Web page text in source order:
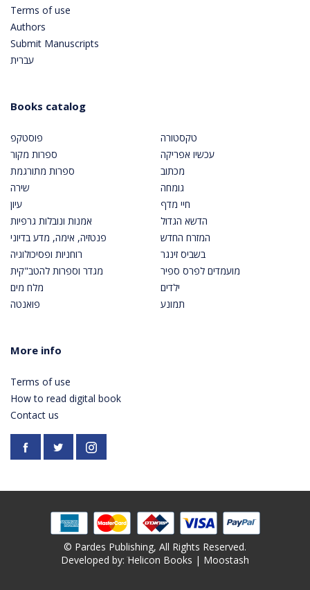
Terms of use
Authors
Submit Manuscripts
עברית
Books catalog
פוסטקפ
ספרות מקור
ספרות מתורגמת
שירה
עיון
אמנות ונובלות גרפיות
פנטזיה, אימה, מדע בדיוני
רוחניות ופסיכולוגיה
מגדר וספרות להטב"קית
מלח מים
פואנטה
טקסטורה
עכשיו אפריקה
מכתוב
גומחה
חיי מדף
הדשא הגדול
המזרח החדש
בשביס זינגר
מועמדים לפרס ספיר
ילדים
תמונע
More info
Terms of use
How to read digital book
Contact us
Facebookhttps://twitter.com/PardesPublish
Instagram
© Pardes Publishing, All Rights Reserved.
Developed by: ׁHelicon Books | Moostash